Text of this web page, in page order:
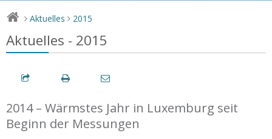
> Aktuelles > 2015
Aktuelles - 2015
2014 – Wärmstes Jahr in Luxemburg seit
Beginn der Messungen